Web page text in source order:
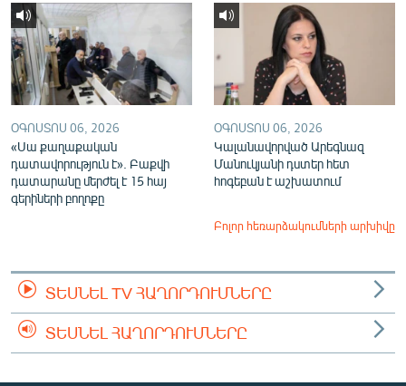
ՕԳՈՍՏՈՍ 06, 2026
«Սա քաղաքական
դատավորություն է». Բաքվի
դատարանը մերժել է 15 հայ
գերիների բողոքը
ՕԳՈՍՏՈՍ 06, 2026
Կալանավորված Արեգնազ
Մանուկյանի դստեր հետ
հոգեբան է աշխատում
Բոլոր հեռարձակումների արխիվը
ՏԵՍՆԵԼ TV ՀԱՂՈՐԴՈՒՄՆԵՐԸ
ՏԵՍՆԵԼ ՀԱՂՈՐԴՈՒՄՆԵՐԸ